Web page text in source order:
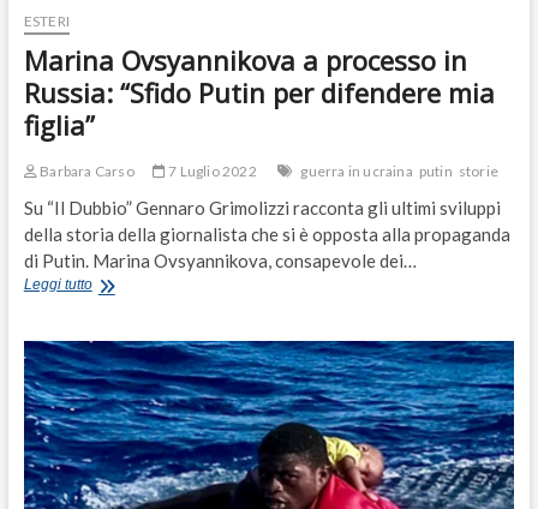
ESTERI
Marina Ovsyannikova a processo in
Russia: “Sfido Putin per difendere mia
figlia”
Barbara Carso 7 Luglio 2022 guerra in ucraina putin storie
Su “Il Dubbio” Gennaro Grimolizzi racconta gli ultimi sviluppi
della storia della giornalista che si è opposta alla propaganda
di Putin. Marina Ovsyannikova, consapevole dei…
Leggi tuttoMarina
processo
in
Russia:
“Sfido
Putin
per
difendere
mia